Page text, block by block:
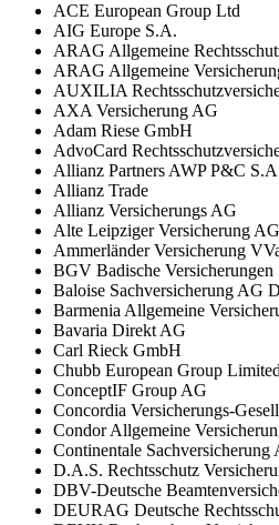
ACE European Group Ltd
AIG Europe S.A.
ARAG Allgemeine
ARAG Allgemeine
AUXILIA
AXA Versicherung AG
Adam Riese GmbH
AdvoCard
Allianz Partners AWP P&C
Allianz Trade
Allianz Versicherungs AG
Alte Leipziger Versicherung AG
Ammerländer Versicherung
BGV Badische Versicherungen
Baloise Sachversicherung AG
Barmenia Allgemeine
Bavaria Direkt AG
Carl Rieck GmbH
Chubb European Group
ConceptIF Group AG
Concordia Versicherungs-
Condor Allgemeine
Continentale Sachversicherung
D.A.S. Rechtsschutz
DBV-Deutsche
DEURAG Deutsche